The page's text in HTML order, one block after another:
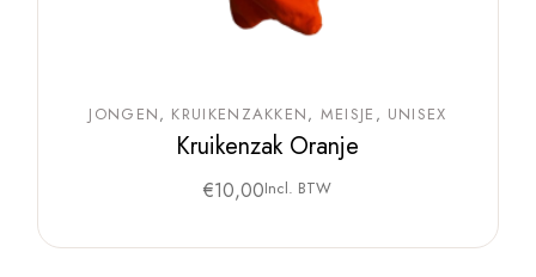
JONGEN KRUIKENZAKKEN MEISJE UNISEX
Kruikenzak Oranje
€10,00Incl. BTW